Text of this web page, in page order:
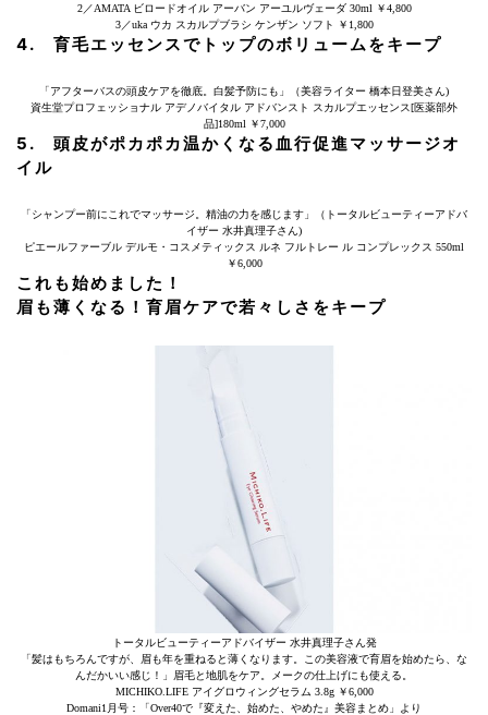
2／AMATA ビロードオイル アーバン アーユルヴェーダ 30ml ￥4,800
3／uka ウカ スカルプブラシ ケンザン ソフト ￥1,800
4. 育毛エッセンスでトップのボリュームをキープ
「アフターバスの頭皮ケアを徹底。白髪予防にも」（美容ライター 橋本日登美さん)
資生堂プロフェッショナル アデノバイタル アドバンスト スカルプエッセンス[医薬部外
品]180ml ￥7,000
5. 頭皮がポカポカ温かくなる血行促進マッサージオ
イル
「シャンプー前にこれでマッサージ。精油の力を感じます」（トータルビューティーアドバ
イザー 水井真理子さん)
ピエールファーブル デルモ・コスメティックス ルネ フルトレー ル コンプレックス 550ml
￥6,000
これも始めました！
眉も薄くなる！育眉ケアで若々しさをキープ
トータルビューティーアドバイザー 水井真理子さん発
「髪はもちろんですが、眉も年を重ねると薄くなります。この美容液で育眉を始めたら、な
んだかいい感じ！」眉毛と地肌をケア。メークの仕上げにも使える。
MICHIKO.LIFE アイグロウィングセラム 3.8g ￥6,000
Domani1月号：「Over40で『変えた、始めた、やめた』美容まとめ」より